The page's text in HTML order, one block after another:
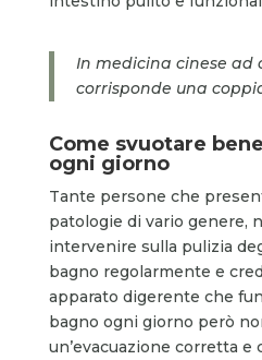
In medicina cinese ad
corrisponde una
Come svuotare
ogni giorno
Tante persone che
patologie di vario genere,
intervenire sulla pulizia
bagno regolarmente e
apparato digerente che
bagno ogni giorno però
un’evacuazione corretta e